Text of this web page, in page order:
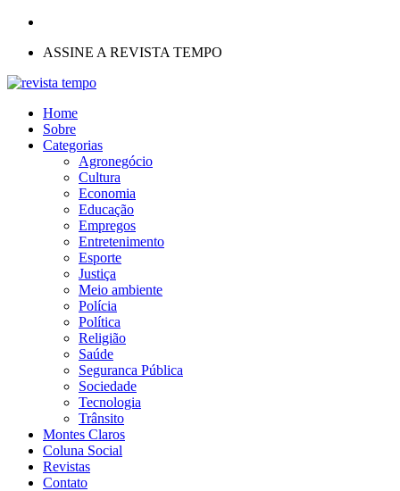
ASSINE A REVISTA TEMPO
Home
Sobre
Categorias
Agronegócio
Cultura
Economia
Educação
Empregos
Entretenimento
Esporte
Justiça
Meio ambiente
Polícia
Política
Religião
Saúde
Seguranca Pública
Sociedade
Tecnologia
Trânsito
Montes Claros
Coluna Social
Revistas
Contato